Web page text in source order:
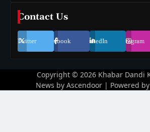
Contact Us
Twitter Facebook LinkedIn Instagram
Copyright © 2026 Khabar Dandi
News by Ascendoor | Powered by